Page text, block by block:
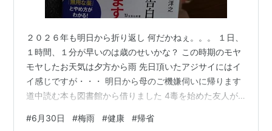
２０２６年も明日から折り返し 何だかねぇ。。。 １日、
１時間、１分が早いのは歳のせいかな？ この時期のモヤ
モヤしたお天気は夕方から雨 先日頂いたアジサイにはイ
イ感じですが・・・ 明日から母のご機嫌伺いに帰ります
道中読む本も図書館から借りました 4毒を始めた友人が
が出来た様子 おひとり様なので徹底して出来た事もると
#6月30日 #梅雨 #健康 #帰省